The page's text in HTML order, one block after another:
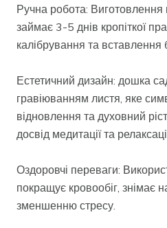
Ручна робота: Виготовлення
займає 3-5 днів кропіткої
калібрування та вставлення
Естетичний дизайн: дошка
гравіюванням листя, яке
відновлення та духовний
досвід медитації та
Оздоровчі переваги:
покращує кровообіг, знімає
зменшенню стресу.